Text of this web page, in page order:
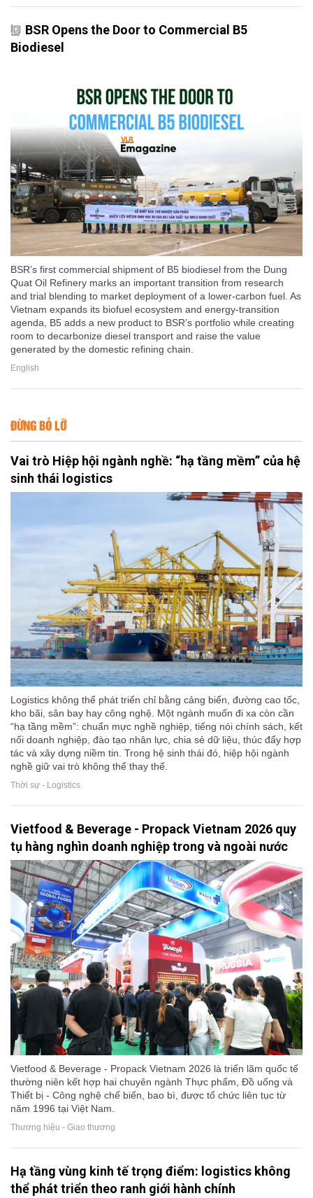
BSR Opens the Door to Commercial B5
Biodiesel
BSR’s first commercial shipment of B5 biodiesel from the Dung
Quat Oil Refinery marks an important transition from research
and trial blending to market deployment of a lower-carbon fuel. As
Vietnam expands its biofuel ecosystem and energy-transition
agenda, B5 adds a new product to BSR’s portfolio while creating
room to decarbonize diesel transport and raise the value
generated by the domestic refining chain.
English
ĐỪNG BỎ LỠ
Vai trò Hiệp hội ngành nghề: “hạ tầng mềm” của hệ
sinh thái logistics
Logistics không thể phát triển chỉ bằng cảng biển, đường cao tốc,
kho bãi, sân bay hay công nghệ. Một ngành muốn đi xa còn cần
“hạ tầng mềm”: chuẩn mực nghề nghiệp, tiếng nói chính sách, kết
nối doanh nghiệp, đào tạo nhân lực, chia sẻ dữ liệu, thúc đẩy hợp
tác và xây dựng niềm tin. Trong hệ sinh thái đó, hiệp hội ngành
nghề giữ vai trò không thể thay thế.
Thời sự - Logistics
Vietfood & Beverage - Propack Vietnam 2026 quy
tụ hàng nghìn doanh nghiệp trong và ngoài nước
Vietfood & Beverage - Propack Vietnam 2026 là triển lãm quốc tế
thường niên kết hợp hai chuyên ngành Thực phẩm, Đồ uống và
Thiết bị - Công nghệ chế biến, bao bì, được tổ chức liên tục từ
năm 1996 tại Việt Nam.
Thương hiệu - Giao thương
Hạ tầng vùng kinh tế trọng điểm: logistics không
thể phát triển theo ranh giới hành chính